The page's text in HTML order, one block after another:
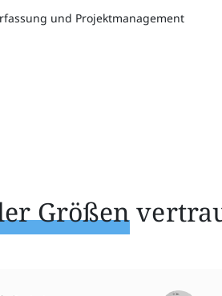
und Projektmanagement
Größen